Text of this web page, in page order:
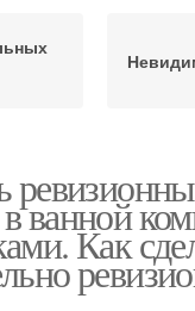
люк Люк
ванной
Как